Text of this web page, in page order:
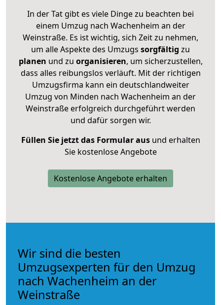
In der Tat gibt es viele Dinge zu beachten bei
einem Umzug nach Wachenheim an der
Weinstraße. Es ist wichtig, sich Zeit zu nehmen,
um alle Aspekte des Umzugs sorgfältig zu
planen und zu organisieren, um sicherzustellen,
dass alles reibungslos verläuft. Mit der richtigen
Umzugsfirma kann ein deutschlandweiter
Umzug von Minden nach Wachenheim an der
Weinstraße erfolgreich durchgeführt werden
und dafür sorgen wir.
Füllen Sie jetzt das Formular ausund erhalten
Sie kostenlose Angebote
Kostenlose Angebote erhalten
Wir sind die besten
Umzugsexperten für den Umzug
nach Wachenheim an der
Weinstraße